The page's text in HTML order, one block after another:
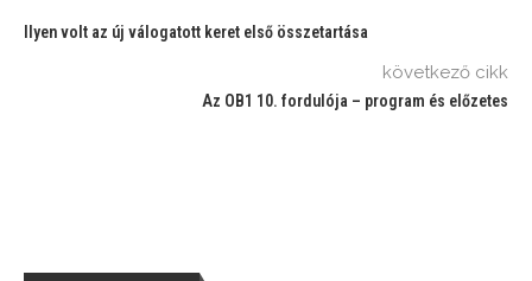
Ilyen volt az új válogatott keret első összetartása
következő cikk
Az OB1 10. fordulója – program és előzetes